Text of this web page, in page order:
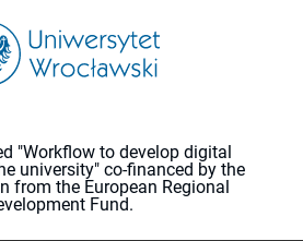
"Workflow to develop digital
university" co-financed by the
from the European Regional
Fund.